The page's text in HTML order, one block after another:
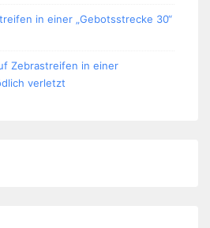
in einer „Gebotsstrecke 30“
Zebrastreifen in einer
verletzt